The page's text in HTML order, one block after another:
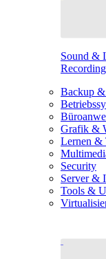
Sound &
Backup
Grafik &
Lernen &
Security
Server &
Tools &